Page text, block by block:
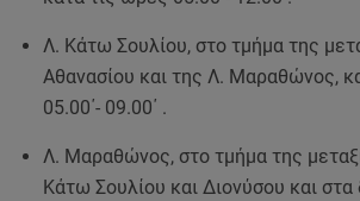
Λ. Κάτω Σουλίου, στο τμήμα της
Αθανασίου και της Λ. Μαραθώνος,
05.00΄- 09.00΄ .
Λ. Μαραθώνος, στο τμήμα της
Κάτω Σουλίου και Διονύσου και